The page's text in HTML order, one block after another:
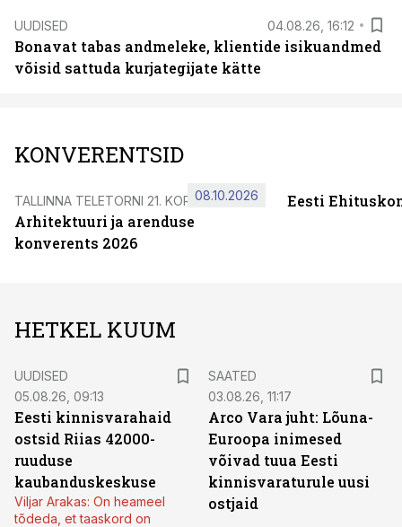
UUDISED 04.08.26, 16:12
Bonavat tabas andmeleke, klientide isikuandmed
võisid sattuda kurjategijate kätte
KONVERENTSID
TALLINNA TELETORNI 21. KORRUSEL
Arhitektuuri ja arenduse
konverents 2026
08.10.2026 Eesti
HETKEL KUUM
UUDISED
05.08.26, 09:13
Eesti kinnisvarahaid
ostsid Riias 42000-
ruuduse
kaubanduskeskuse
Viljar Arakas: On heameel
tõdeda, et taaskord on
SAATED
03.08.26, 11:17
Arco Vara juht: Lõuna-
Euroopa inimesed
võivad tuua Eesti
kinnisvaraturule uusi
ostjaid